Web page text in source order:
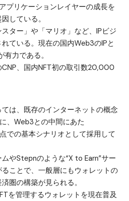
プリケーションレイヤーの成長を
している。
ター」や「マリオ」など、IPビジ
ている。現在の国内Web3のIPと
力である。
CNP、国内NFT初の取引数20,000
は、既存のインターネットの概念
、Web3との中間にあた
での基本シナリオとして採用して
やStepnのような“X to Earn”サー
ことで、一般層にもウォレットの
圏の構築が見られる。
を管理するウォレットを現在普及